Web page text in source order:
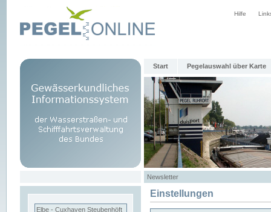
Hilfe
Start Pegelauswahl über Karte
Newsletter
Elbe - Cuxhaven Steubenhöft
Einstellungen